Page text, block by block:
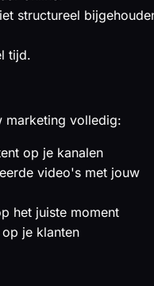
structureel
tijd.
marketing volledig:
op je kanalen
video's met jouw
het juiste moment
je klanten